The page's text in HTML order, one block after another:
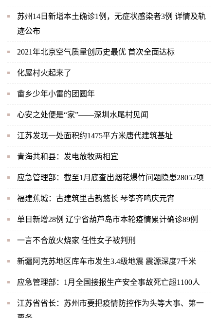
苏州14日新增本土确诊1例，无症状感染者3例 详情及轨
迹公布
2021年北京空气质量创历史最优 首次全面达标
化屋村火起来了
畲乡少年小雷的团圆年
心安之处便是“家”——深圳水尾村见闻
江苏发现一处面积约1475平方米唐代建筑基址
青海共和县：发电放牧两相宜
应急管理部：截至1月底查出烟花爆竹问题隐患28052项
福建蕉城：古建筑里古韵悠长 琴筝齐鸣庆元宵
单日新增28例 辽宁省葫芦岛市本轮疫情累计确诊89例
一言不合放火烧家 任性女子被判刑
新疆阿克苏地区库车市发生3.4级地震 震源深度7千米
应急管理部：1月全国接报生产安全事故死亡超1100人
江苏省省长：苏州市要把疫情防控作为头等大事、第一